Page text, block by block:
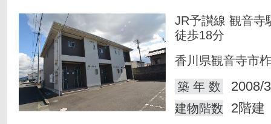
JR予讃線 観音寺
徒歩18分
香川県観音寺市
築 年 数
2008/
建物階数 2階建